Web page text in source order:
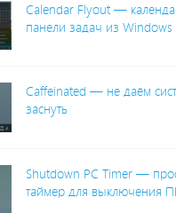
Calendar Flyout —
панели задач из Windows
Caffeinated — не даём
заснуть
Shutdown PC Timer —
таймер для выключения